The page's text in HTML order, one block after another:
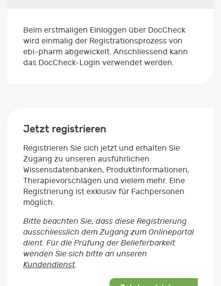
Beim erstmaligen Einloggen über DocCheck
wird einmalig der Registrationsprozess von
ebi-pharm abgewickelt. Anschliessend kann
das DocCheck-Login verwendet werden.
Jetzt registrieren
Registrieren Sie sich jetzt und erhalten Sie
Zugang zu unseren ausführlichen
Wissensdatenbanken, Produktinformationen,
Therapievorschlägen und vielem mehr. Eine
Registrierung ist exklusiv für Fachpersonen
möglich.
Bitte beachten Sie, dass diese Registrierung
ausschliesslich dem Zugang zum Onlineportal
dient. Für die Prüfung der Belieferbarkeit
wenden Sie sich bitte an unseren
Kundendienst.